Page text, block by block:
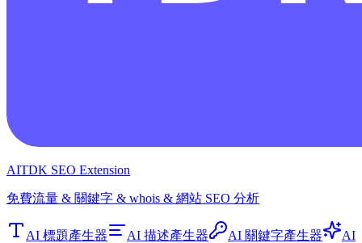
AITDK SEO Extension
免費流量 & 關鍵字 & whois & 網站 SEO 分析
AI 標題產生器 AI 描述產生器 AI 關鍵字產生器
AI